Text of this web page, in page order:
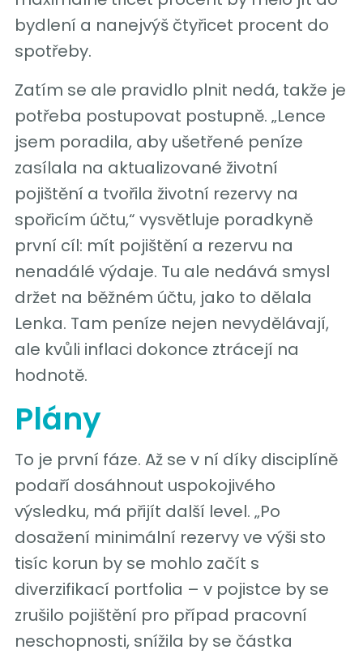
bydlení a nanejvýš čtyřicet procent do
spotřeby.
Zatím se ale pravidlo plnit nedá, takže je
potřeba postupovat postupně. „Lence
jsem poradila, aby ušetřené peníze
zasílala na aktualizované životní
pojištění a tvořila životní rezervy na
spořicím účtu,“ vysvětluje poradkyně
první cíl: mít pojištění a rezervu na
nenadálé výdaje. Tu ale nedává smysl
držet na běžném účtu, jako to dělala
Lenka. Tam peníze nejen nevydělávají,
ale kvůli inflaci dokonce ztrácejí na
hodnotě.
Plány
To je první fáze. Až se v ní díky disciplíně
podaří dosáhnout uspokojivého
výsledku, má přijít další level. „Po
dosažení minimální rezervy ve výši sto
tisíc korun by se mohlo začít s
diverzifikací portfolia – v pojistce by se
zrušilo pojištění pro případ pracovní
neschopnosti, snížila by se částka